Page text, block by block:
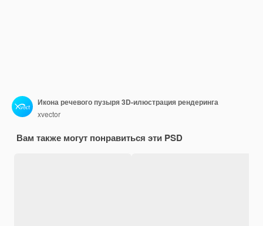
Икона речевого пузыря 3D-илюстрация рендеринга
xvector
Вам также могут понравиться эти PSD